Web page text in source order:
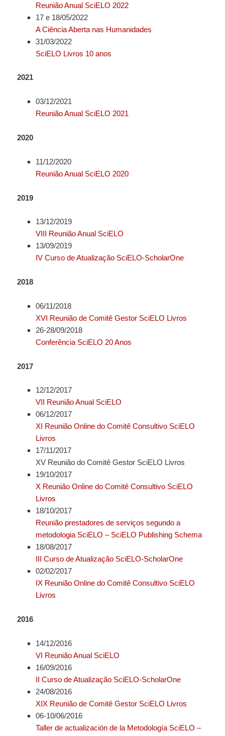
Reunião Anual SciELO 2022
17 e 18/05/2022
A Ciência Aberta nas Humanidades
31/03/2022
SciELO Livros 10 anos
2021
03/12/2021
Reunião Anual SciELO 2021
2020
11/12/2020
Reunião Anual SciELO 2020
2019
13/12/2019
VIII Reunião Anual SciELO
13/09/2019
IV Curso de Atualização SciELO-ScholarOne
2018
06/11/2018
XVI Reunião de Comitê Gestor SciELO Livros
26-28/09/2018
Conferência SciELO 20 Anos
2017
12/12/2017
VII Reunião Anual SciELO
06/12/2017
XI Reunião Online do Comitê Consultivo SciELO
Livros
17/11/2017
XV Reunião do Comitê Gestor SciELO Livros
19/10/2017
X Reunião Online do Comitê Consultivo SciELO
Livros
18/10/2017
Reunião prestadores de serviços segundo a
metodologia SciELO – SciELO Publishing Schema
18/08/2017
III Curso de Atualização SciELO-ScholarOne
02/02/2017
IX Reunião Online do Comitê Consultivo SciELO
Livros
2016
14/12/2016
VI Reunião Anual SciELO
16/09/2016
II Curso de Atualização SciELO-ScholarOne
24/08/2016
XIX Reunião de Comitê Gestor SciELO Livros
06-10/06/2016
Taller de actualización de la Metodología SciELO –